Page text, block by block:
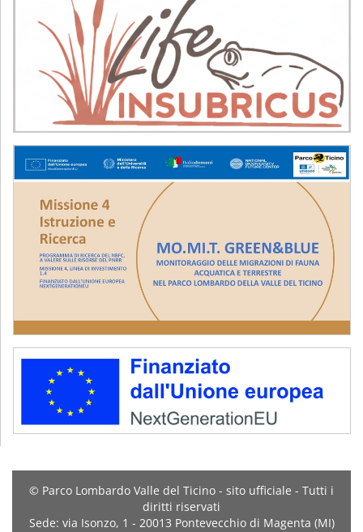
© Parco Lombardo Valle del Ticino - sito ufficiale - Tutti i
diritti riservati
Sede: via Isonzo, 1 - 20013 Pontevecchio di Magenta (MI)